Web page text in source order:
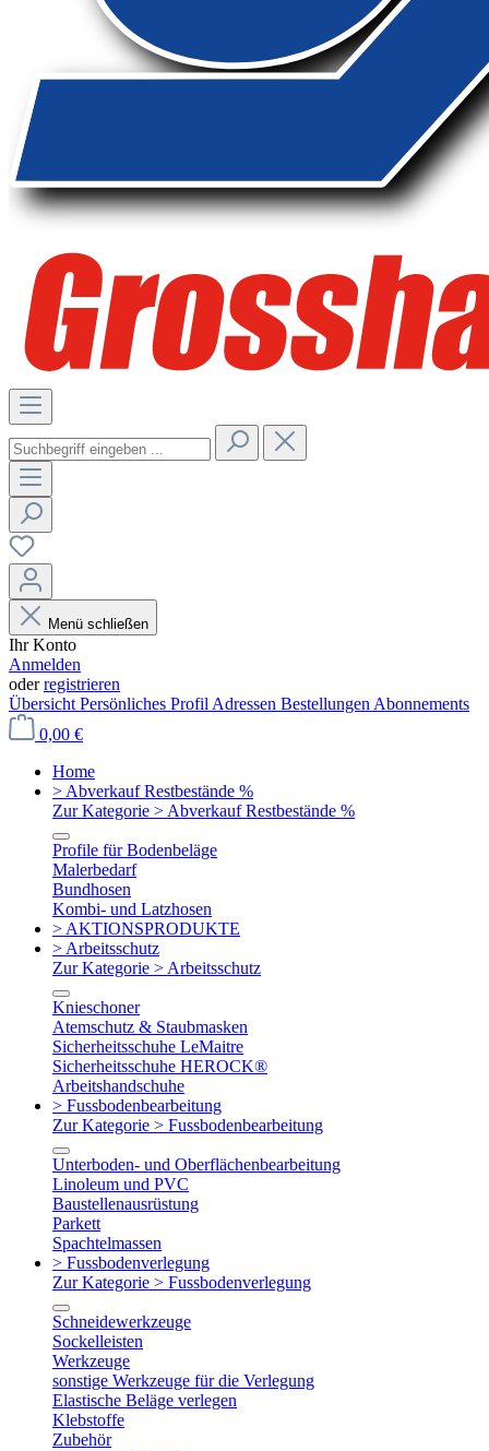
Menü schließen
Ihr Konto
Anmelden
oderregistrieren
Übersicht Persönliches Profil Adressen Bestellungen Abonnements
0,00 €
Home
> Abverkauf Restbestände %
Zur Kategorie > Abverkauf Restbestände %
Profile für Bodenbeläge
Malerbedarf
Bundhosen
Kombi- und Latzhosen
> AKTIONSPRODUKTE
> Arbeitsschutz
Zur Kategorie > Arbeitsschutz
Knieschoner
Atemschutz & Staubmasken
Sicherheitsschuhe LeMaitre
Sicherheitsschuhe HEROCK®
Arbeitshandschuhe
> Fussbodenbearbeitung
Zur Kategorie > Fussbodenbearbeitung
Unterboden- und Oberflächenbearbeitung
Linoleum und PVC
Baustellenausrüstung
Parkett
Spachtelmassen
> Fussbodenverlegung
Zur Kategorie > Fussbodenverlegung
Schneidewerkzeuge
Sockelleisten
Werkzeuge
sonstige Werkzeuge für die Verlegung
Elastische Beläge verlegen
Klebstoffe
Zubehör